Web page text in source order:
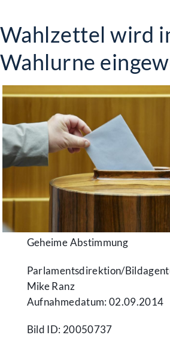
Wahlzettel wird
Wahlurne
Geheime Abstimmung
Parlamentsdirektion/​
Mike Ranz
Aufnahmedatum: 02.09.2014
Bild ID: 20050737